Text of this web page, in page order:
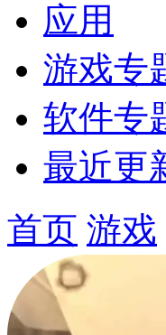
应用
游戏专
软件专
最近更
首页 游戏